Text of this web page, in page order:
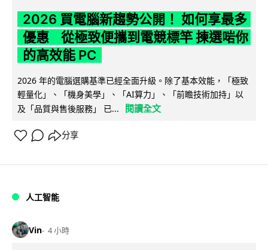
2026 買電腦新趨勢公開！ 如何享最多
優惠 從極致便攜到電競標竿 揀選啱你
的高效能 PC
2026 年的電腦選購基準已經全面升級。除了基本效能，「極致
輕量化」、「機身美學」、「AI算力」、「前瞻技術加持」以
及「品質與售後服務」 已...
閱讀全文
分享
人工智能
Vin 4 小時